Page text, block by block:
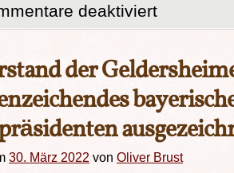
deaktiviert
der
30. März 2022 von Oliver Brust